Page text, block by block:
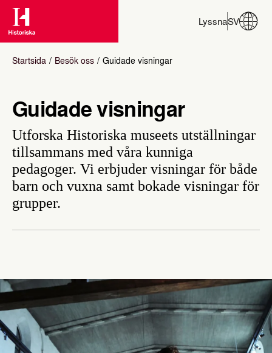
LyssnaSV
Startsida Besök oss Guidade visningar
Guidade visningar
Utforska Historiska museets utställningar
tillsammans med våra kunniga
pedagoger. Vi erbjuder visningar för både
barn och vuxna samt bokade visningar för
grupper.